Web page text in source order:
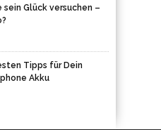
sein Glück versuchen –
Tipps für Dein
Akku